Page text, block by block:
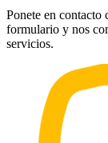
Ponete en contacto
formulario y nos
servicios.